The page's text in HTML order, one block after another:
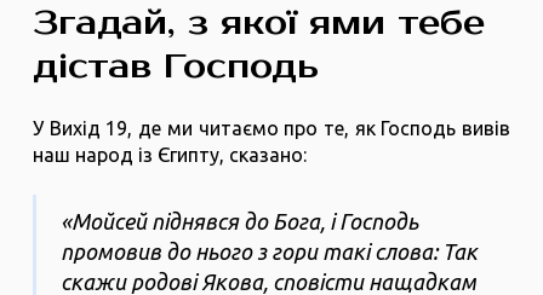
Згадай, з якої ями тебе
дістав Господь
У Вихід 19, де ми читаємо про те, як Господь вивів
наш народ із Єгипту, сказано:
«Мойсей піднявся до Бога, і Господь
промовив до нього з гори такі слова: Так
скажи родові Якова, сповісти нащадкам